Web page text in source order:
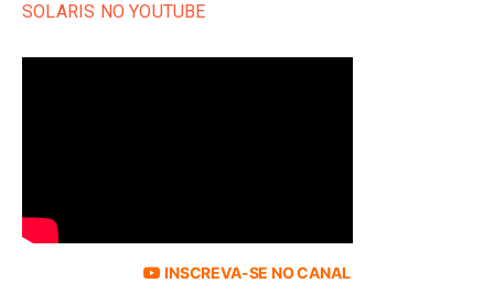
SOLARIS NO YOUTUBE
INSCREVA-SE NO CANAL